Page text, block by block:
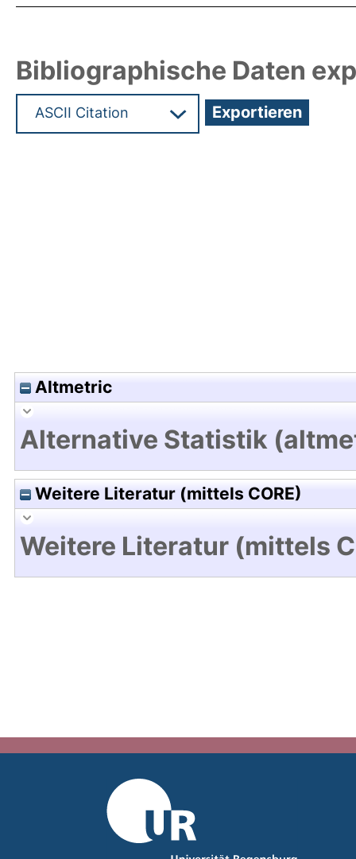
Bibliographische Daten
Altmetric
Alternative Statistik
Weitere Literatur (mittels CORE)
Weitere Literatur (mittels